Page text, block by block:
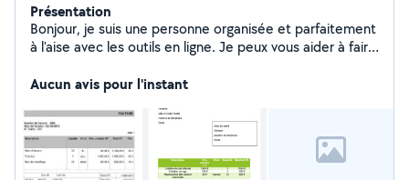
Présentation
Bonjour, je suis une personne organisée et parfaitement
à l'aise avec les outils en ligne. Je peux vous aider à faire
ravie d'échanger avec vous sur vos besoins spécifiques
Aucun avis pour l'instant